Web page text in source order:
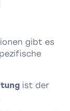
gibt es
ist der